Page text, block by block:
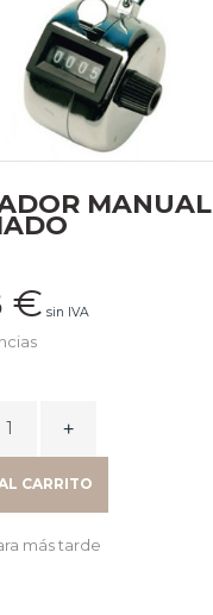
MANUAL
€ sin IVA
CARRITO
más tarde